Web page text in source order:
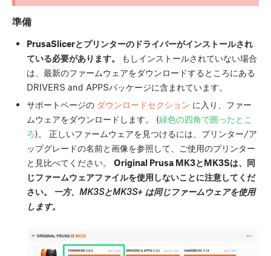
準備
PrusaSlicerとプリンターのドライバーがインストールされ
ている必要があります。
もしインストールされていない場合
は、最新のファームウェアをダウンロードするところにある
DRIVERS and APPSパッケージに含まれています。
サポートページの ダウンロードセクション に入り、ファー
ムウェアをダウンロードします。 (緑色の四角で囲ったとこ
ろ)。 正しいファームウェアを見つけるには、プリンター/ア
ップグレードの名前と画像を参照して、ご使用のプリンター
と見比べてください。 Original Prusa MK3とMK3Sは、同
じファームウェアファイルを使用しないことに注意してくだ
さい。
一方、MK3SとMK3S+ は同じファームウェアを使用
します。